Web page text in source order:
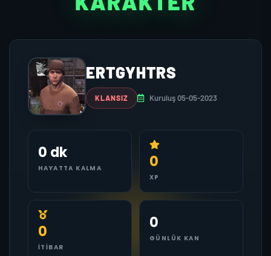
ERTGYHTRS
KLANSIZ Kuruluş 05-05-2023
0 dk
HAYATTA KALMA 0
XP
0
İTIBAR
0
GÜNLÜK KAN